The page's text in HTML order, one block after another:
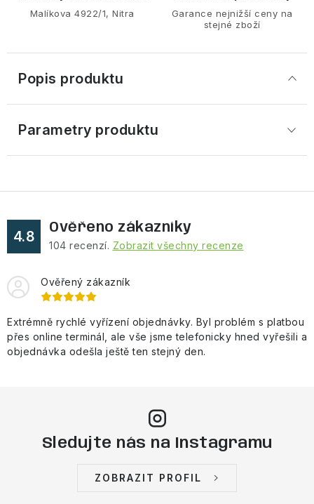
Malíkova 4922/1, Nitra
Garance nejnižší ceny na
stejné zboží
Popis produktu
Parametry produktu
4.8
Ověřeno zákazníky
104 recenzí. Zobrazit všechny recenze
Ověřený zákazník
Extrémně rychlé vyřízení objednávky. Byl problém s platbou
přes online terminál, ale vše jsme telefonicky hned vyřešili a
objednávka odešla ještě ten stejný den.
Sledujte nás na Instagramu
ZOBRAZIT PROFIL